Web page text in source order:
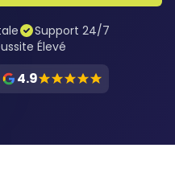
Support 24/7
Élevé
4.9